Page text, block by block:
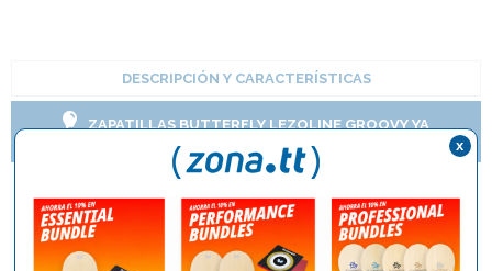
DESCRIPCIÓN Y CARACTERÍSTICAS
ZAPATILLAS BUTTERFLY LEZOLINE GROOVY YA
DISPONIBLES.
Goma Butterfly Tenergy
19
x